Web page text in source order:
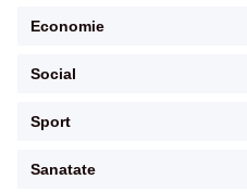
Economie
Social
Sport
Sanatate